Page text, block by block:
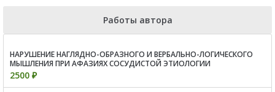
Работы автора
НАРУШЕНИЕ НАГЛЯДНО-ОБРАЗНОГО И ВЕРБАЛЬНО-ЛОГИЧЕСКОГО
МЫШЛЕНИЯ ПРИ АФАЗИЯХ СОСУДИСТОЙ ЭТИОЛОГИИ
2500 ₽